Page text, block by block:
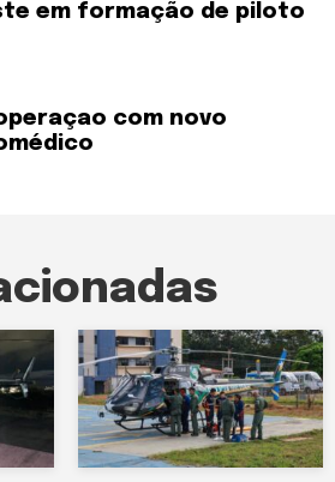
em formação de piloto
com novo